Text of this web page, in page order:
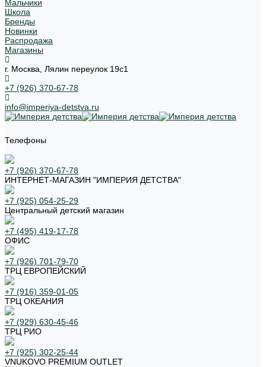
Мальчики
Школа
Бренды
Новинки
Распродажа
Магазины
г. Москва, Лялин переулок 19с1
+7 (926) 370-67-78
info@imperiya-detstva.ru
Телефоны
+7 (926) 370-67-78
ИНТЕРНЕТ-МАГАЗИН "ИМПЕРИЯ ДЕТСТВА"
+7 (925) 054-25-29
Центральный детский магазин
+7 (495) 419-17-78
ОФИС
+7 (926) 701-79-70
ТРЦ ЕВРОПЕЙСКИЙ
+7 (916) 359-01-05
ТРЦ ОКЕАНИЯ
+7 (929) 630-45-46
ТРЦ РИО
+7 (925) 302-25-44
VNUKOVO PREMIUM OUTLET